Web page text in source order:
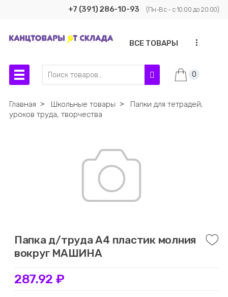
+7 (391) 286-10-93 (Пн-Вс - с 10:00 до 20:00)
ВСЕ ТОВАРЫ ...
0
Главная ˃ Школьные товары ˃
Папки для тетрадей,
уроков труда, творчества
Папка д/труда А4 пластик молния
вокруг МАШИНА
287.92 ₽